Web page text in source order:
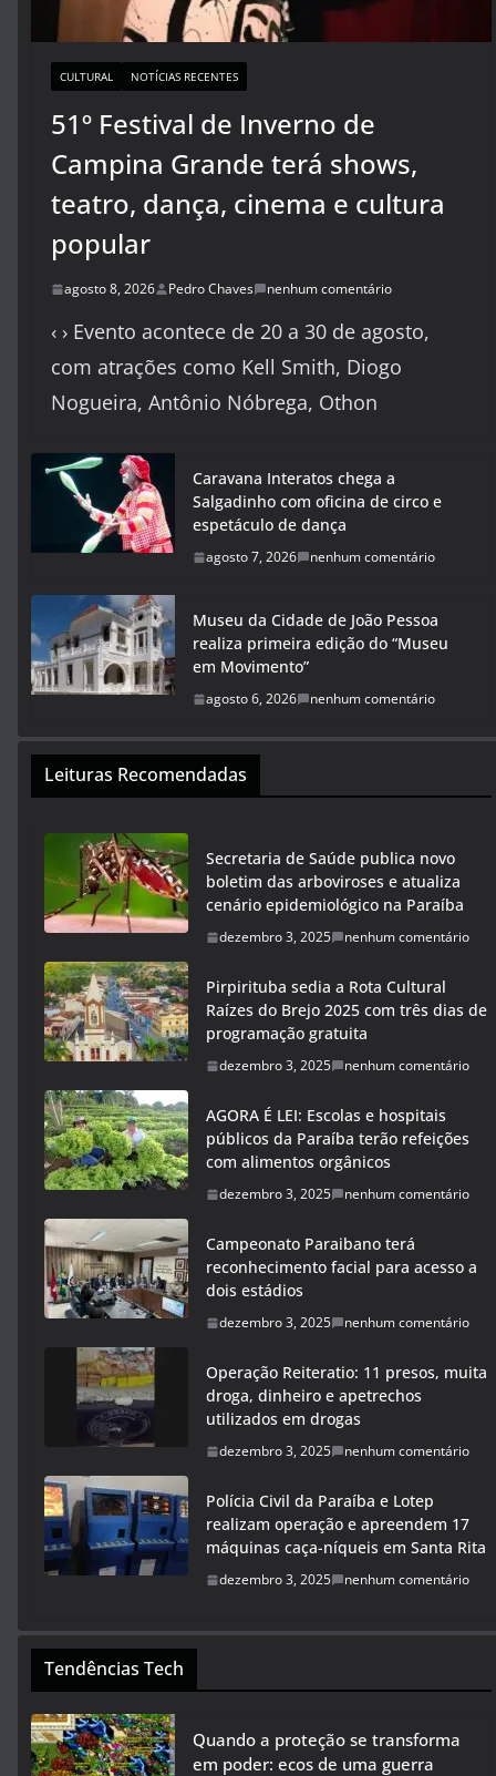
CULTURAL NOTÍCIAS RECENTES
51º Festival de Inverno de
Campina Grande terá shows,
teatro, dança, cinema e cultura
popular
agosto 8, 2026 Pedro Chaves nenhum comentário
‹ › Evento acontece de 20 a 30 de agosto,
com atrações como Kell Smith, Diogo
Nogueira, Antônio Nóbrega, Othon
Caravana Interatos chega a
Salgadinho com oficina de circo e
espetáculo de dança
agosto 7, 2026 nenhum comentário
Museu da Cidade de João Pessoa
realiza primeira edição do “Museu
em Movimento”
agosto 6, 2026 nenhum comentário
Leituras Recomendadas
Secretaria de Saúde publica novo
boletim das arboviroses e atualiza
cenário epidemiológico na Paraíba
dezembro 3, 2025 nenhum comentário
Pirpirituba sedia a Rota Cultural
Raízes do Brejo 2025 com três dias de
programação gratuita
dezembro 3, 2025 nenhum comentário
AGORA É LEI: Escolas e hospitais
públicos da Paraíba terão refeições
com alimentos orgânicos
dezembro 3, 2025 nenhum comentário
Campeonato Paraibano terá
reconhecimento facial para acesso a
dois estádios
dezembro 3, 2025 nenhum comentário
Operação Reiteratio: 11 presos, muita
droga, dinheiro e apetrechos
utilizados em drogas
dezembro 3, 2025 nenhum comentário
Polícia Civil da Paraíba e Lotep
realizam operação e apreendem 17
máquinas caça-níqueis em Santa Rita
dezembro 3, 2025 nenhum comentário
Tendências Tech
Quando a proteção se transforma
em poder: ecos de uma guerra